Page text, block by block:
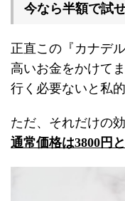
今なら半額で試
正直この『カナデ
高いお金をかけて
行く必要ないと私
ただ、それだけの
通常価格は3800円